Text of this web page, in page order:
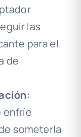
las
para el
de
enfríe
someterla